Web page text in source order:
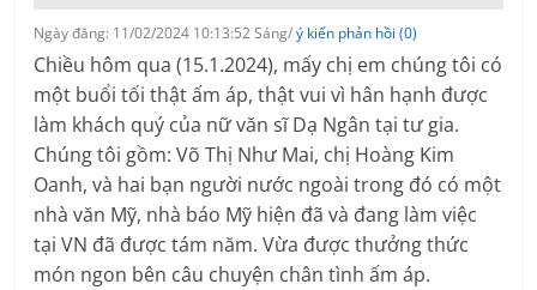
Ngày đăng: 11/02/2024 10:13:52 Sáng/ý kiến phản hồi (0)
Chiều hôm qua (15.1.2024), mấy chị em chúng tôi có
một buổi tối thật ấm áp, thật vui vì hân hạnh được
làm khách quý của nữ văn sĩ Dạ Ngân tại tư gia.
Chúng tôi gồm: Võ Thị Như Mai, chị Hoàng Kim
Oanh, và hai bạn người nước ngoài trong đó có một
nhà văn Mỹ, nhà báo Mỹ hiện đã và đang làm việc
tại VN đã được tám năm. Vừa được thưởng thức
món ngon bên câu chuyện chân tình ấm áp.